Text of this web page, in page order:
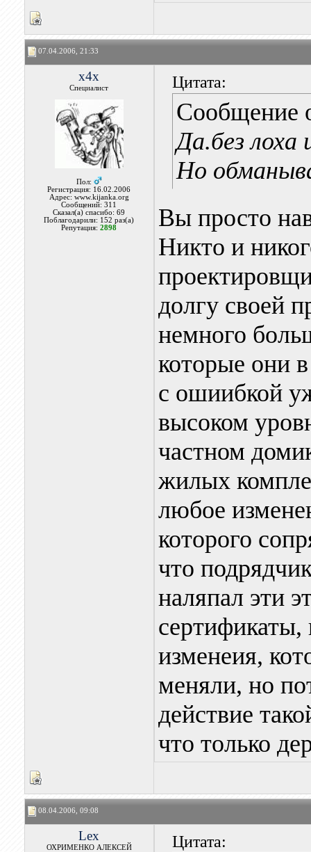
07.04.2006, 21:33
x4x
Специалист
Пол:
Регистрация: 16.02.2006
Адрес: www.kijanka.org
Сообщений: 311
Сказал(а) спасибо: 69
Поблагодарили: 152 раз(а)
Репутация:2898
Цитата:
Сообщение
Да.без лоха
Но
Вы просто
Никто и
долгу своей
немного
которые они
с ошиибкой
высоком
частном
жилых
любое
которого
что
наляпал эти
изменеия,
меняли, но
действие
что только
08.04.2006, 09:08
Lex
ОХРИМЕНКО АЛЕКСЕЙ Цитата: